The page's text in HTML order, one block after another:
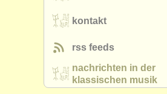
kontakt
rss feeds
nachrichten in der
klassischen musik